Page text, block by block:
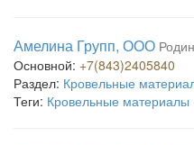
Амелина Групп, ООО
Основной: +7(843)2405840
Раздел: Кровельные
Теги: Кровельные материалы